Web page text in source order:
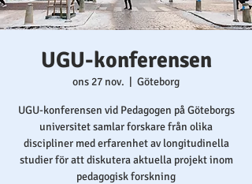
UGU-konferensen
ons 27 nov. Göteborg
UGU-konferensen vid Pedagogen på Göteborgs
universitet samlar forskare från olika
discipliner med erfarenhet av longitudinella
studier för att diskutera aktuella projekt inom
pedagogisk forskning